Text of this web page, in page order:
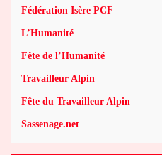
Fédération Isère PCF
L’Humanité
Fête de l’Humanité
Travailleur Alpin
Fête du Travailleur Alpin
Sassenage.net